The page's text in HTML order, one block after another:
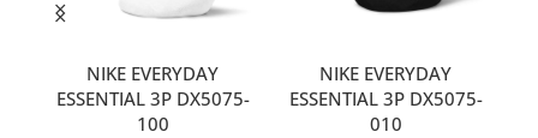
NIKE EVERYDAY
ESSENTIAL 3P DX5075-
100
NIKE EVERYDAY
ESSENTIAL 3P DX5075-
010